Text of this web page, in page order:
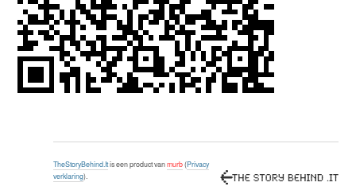
TheStoryBehind.Itis een product vanmurb(Privacy
verklaring).